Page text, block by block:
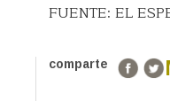
FUENTE: EL
comparte